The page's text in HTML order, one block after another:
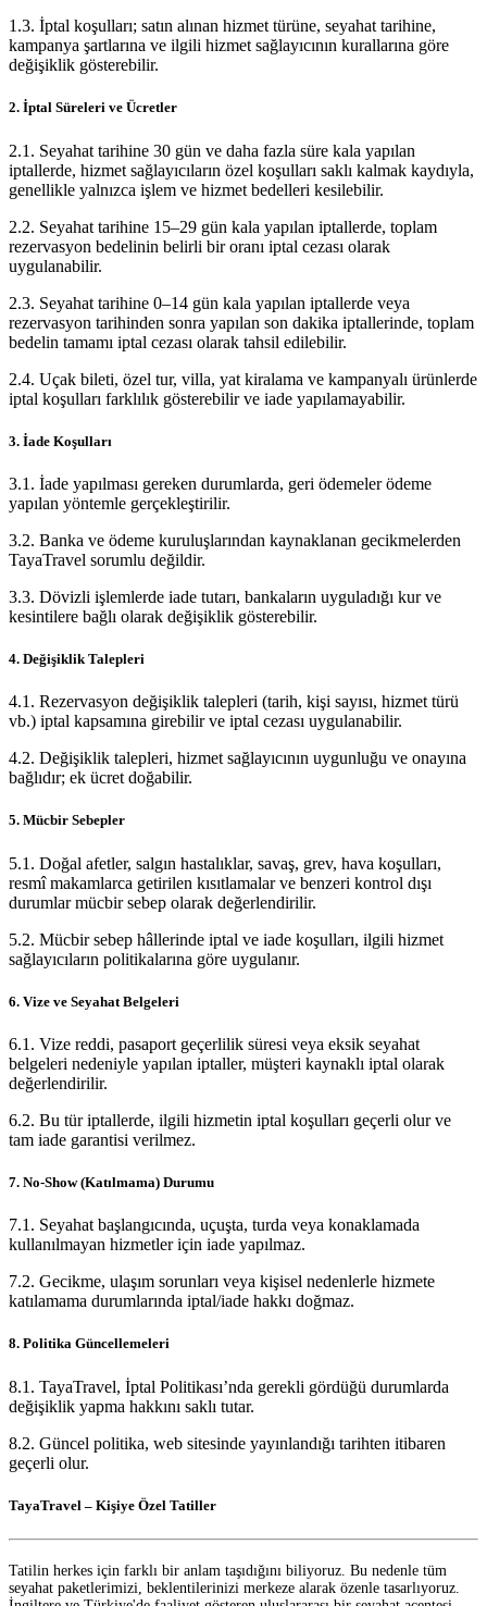
1.3. İptal koşulları; satın alınan hizmet türüne, seyahat tarihine,
kampanya şartlarına ve ilgili hizmet sağlayıcının kurallarına göre
değişiklik gösterebilir.
2. İptal Süreleri ve Ücretler
2.1. Seyahat tarihine 30 gün ve daha fazla süre kala yapılan
iptallerde, hizmet sağlayıcıların özel koşulları saklı kalmak kaydıyla,
genellikle yalnızca işlem ve hizmet bedelleri kesilebilir.
2.2. Seyahat tarihine 15–29 gün kala yapılan iptallerde, toplam
rezervasyon bedelinin belirli bir oranı iptal cezası olarak
uygulanabilir.
2.3. Seyahat tarihine 0–14 gün kala yapılan iptallerde veya
rezervasyon tarihinden sonra yapılan son dakika iptallerinde, toplam
bedelin tamamı iptal cezası olarak tahsil edilebilir.
2.4. Uçak bileti, özel tur, villa, yat kiralama ve kampanyalı ürünlerde
iptal koşulları farklılık gösterebilir ve iade yapılamayabilir.
3. İade Koşulları
3.1. İade yapılması gereken durumlarda, geri ödemeler ödeme
yapılan yöntemle gerçekleştirilir.
3.2. Banka ve ödeme kuruluşlarından kaynaklanan gecikmelerden
TayaTravel sorumlu değildir.
3.3. Dövizli işlemlerde iade tutarı, bankaların uyguladığı kur ve
kesintilere bağlı olarak değişiklik gösterebilir.
4. Değişiklik Talepleri
4.1. Rezervasyon değişiklik talepleri (tarih, kişi sayısı, hizmet türü
vb.) iptal kapsamına girebilir ve iptal cezası uygulanabilir.
4.2. Değişiklik talepleri, hizmet sağlayıcının uygunluğu ve onayına
bağlıdır; ek ücret doğabilir.
5. Mücbir Sebepler
5.1. Doğal afetler, salgın hastalıklar, savaş, grev, hava koşulları,
resmî makamlarca getirilen kısıtlamalar ve benzeri kontrol dışı
durumlar mücbir sebep olarak değerlendirilir.
5.2. Mücbir sebep hâllerinde iptal ve iade koşulları, ilgili hizmet
sağlayıcıların politikalarına göre uygulanır.
6. Vize ve Seyahat Belgeleri
6.1. Vize reddi, pasaport geçerlilik süresi veya eksik seyahat
belgeleri nedeniyle yapılan iptaller, müşteri kaynaklı iptal olarak
değerlendirilir.
6.2. Bu tür iptallerde, ilgili hizmetin iptal koşulları geçerli olur ve
tam iade garantisi verilmez.
7. No-Show (Katılmama) Durumu
7.1. Seyahat başlangıcında, uçuşta, turda veya konaklamada
kullanılmayan hizmetler için iade yapılmaz.
7.2. Gecikme, ulaşım sorunları veya kişisel nedenlerle hizmete
katılamama durumlarında iptal/iade hakkı doğmaz.
8. Politika Güncellemeleri
8.1. TayaTravel, İptal Politikası’nda gerekli gördüğü durumlarda
değişiklik yapma hakkını saklı tutar.
8.2. Güncel politika, web sitesinde yayınlandığı tarihten itibaren
geçerli olur.
TayaTravel – Kişiye Özel Tatiller
Tatilin herkes için farklı bir anlam taşıdığını biliyoruz. Bu nedenle tüm
seyahat paketlerimizi, beklentilerinizi merkeze alarak özenle tasarlıyoruz.